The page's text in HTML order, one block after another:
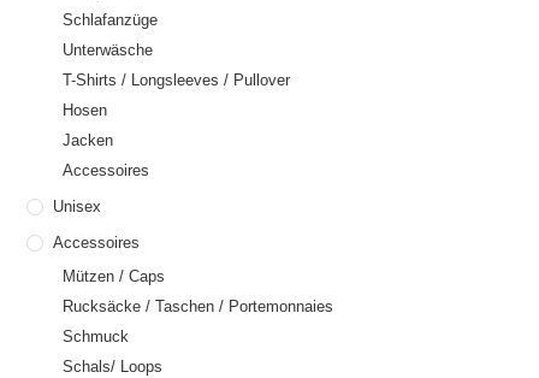
Schlafanzüge
Unterwäsche
T-Shirts / Longsleeves / Pullover
Hosen
Jacken
Accessoires
Unisex
Accessoires
Mützen / Caps
Rucksäcke / Taschen / Portemonnaies
Schmuck
Schals/ Loops